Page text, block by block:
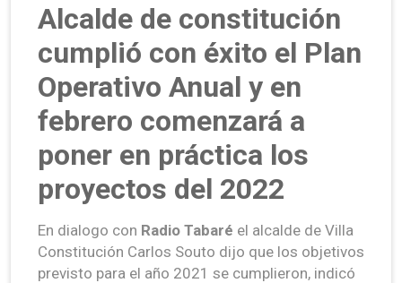
Alcalde de constitución
cumplió con éxito el Plan
Operativo Anual y en
febrero comenzará a
poner en práctica los
proyectos del 2022
En dialogo con Radio Tabaré el alcalde de Villa
Constitución Carlos Souto dijo que los objetivos
previsto para el año 2021 se cumplieron, indicó